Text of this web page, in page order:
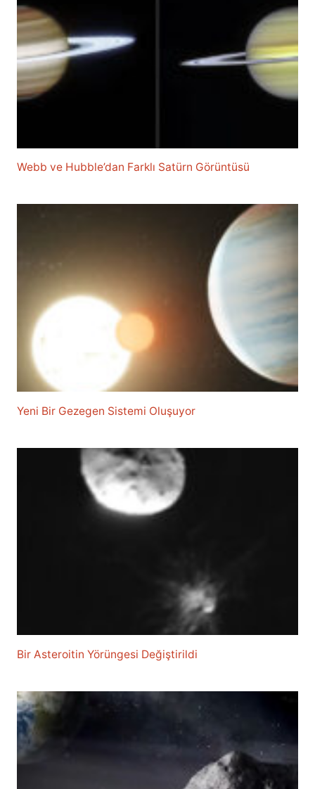
Webb ve Hubble’dan Farklı Satürn Görüntüsü
Yeni Bir Gezegen Sistemi Oluşuyor
Bir Asteroitin Yörüngesi Değiştirildi